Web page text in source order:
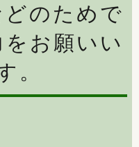
のためで
お願いい
。